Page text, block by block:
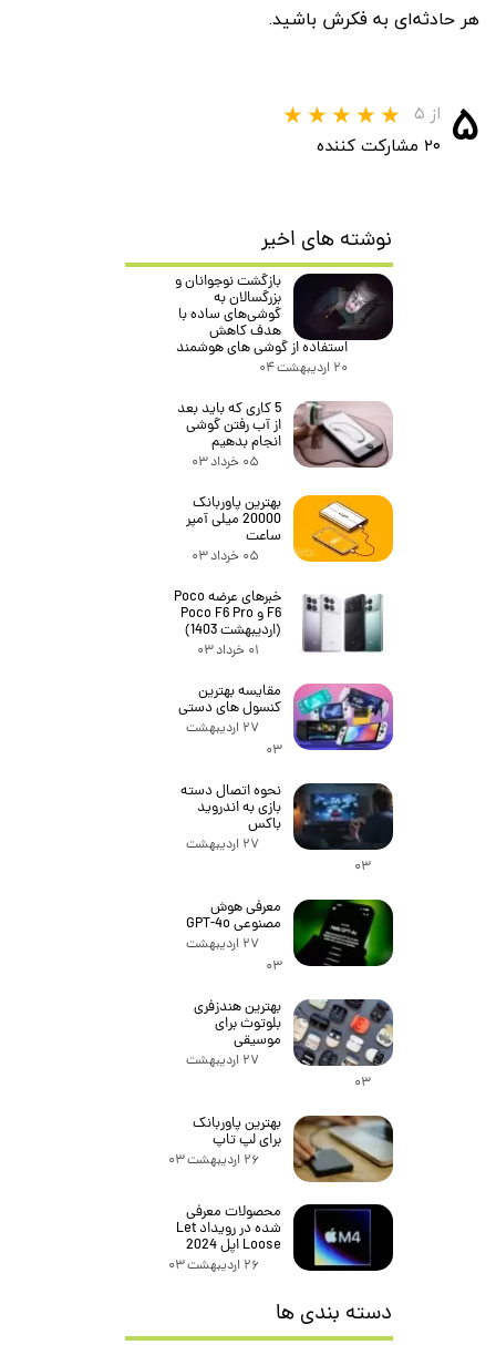
هر حادثه‌ای به فکرش باشید.
۵ از ۵
۲۰ مشارکت کننده
نوشته های اخیر
بازگشت نوجوانان و
بزرگسالان به
گوشی‌های ساده با
هدف کاهش
استفاده از گوشی های هوشمند
۲۰ اردیبهشت ۰۴
5 کاری که باید بعد
از آب رفتن گوشی
انجام بدهیم
۰۵ خرداد ۰۳
بهترین پاوربانک
20000 میلی آمپر
ساعت
۰۵ خرداد ۰۳
خبرهای عرضه Poco
F6 و Poco F6 Pro
(اردیبهشت 1403)
۰۱ خرداد ۰۳
مقایسه بهترین
کنسول های دستی
۲۷ اردیبهشت
۰۳
نحوه اتصال دسته
بازی به اندروید
باکس
۲۷ اردیبهشت
۰۳
معرفی هوش
مصنوعی GPT-4o
۲۷ اردیبهشت
۰۳
بهترین هندزفری
بلوتوث برای
موسیقی
۲۷ اردیبهشت
۰۳
بهترین پاوربانک
برای لپ تاپ
۲۶ اردیبهشت ۰۳
محصولات معرفی
شده در رویداد Let
Loose اپل 2024
۲۶ اردیبهشت ۰۳
دسته بندی ها